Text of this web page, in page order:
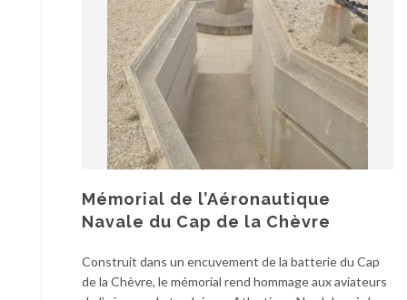
Mémorial de l’Aéronautique
Navale du Cap de la Chèvre
Construit dans un encuvement de la batterie du Cap
de la Chèvre, le mémorial rend hommage aux aviateurs